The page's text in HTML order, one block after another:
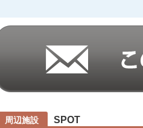
周辺施設 SPOT